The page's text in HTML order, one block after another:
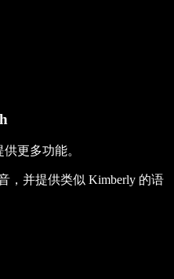
更多功能。
，并提供类似 Kimberly 的语